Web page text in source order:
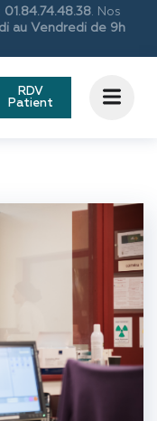
01.84.74.48.38. Nos
au Vendredi de 9h
RDV
Patient